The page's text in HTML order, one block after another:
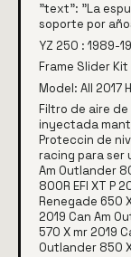
"text": "La
soporte por
YZ 250 : 1989-
Frame Slider
Model: All 2017
Filtro de aire
inyectada
Proteccin de
racing para ser
Am Outlander
800R EFI XT P
Renegade 650
2019 Can Am
570 X mr 2019
Outlander 850